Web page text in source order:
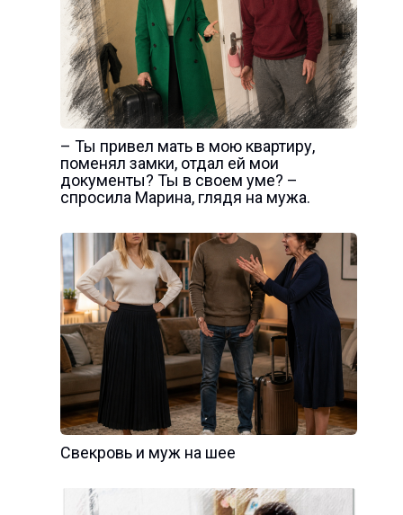
– Ты привел мать в мою квартиру,
поменял замки, отдал ей мои
документы? Ты в своем уме? –
спросила Марина, глядя на мужа.
Свекровь и муж на шее